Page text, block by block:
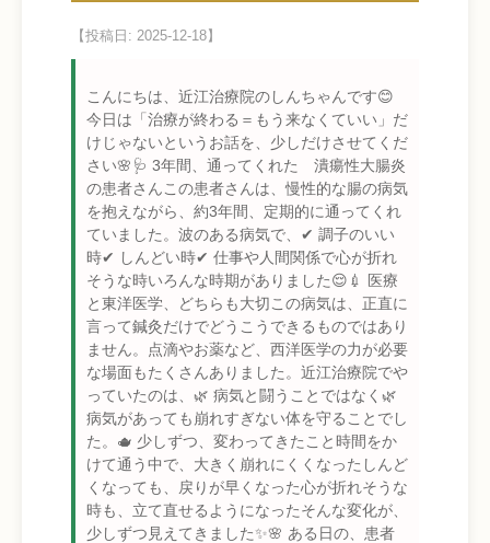
【投稿日: 2025-12-18】
こんにちは、近江治療院のしんちゃんです😊
今日は「治療が終わる＝もう来なくていい」だ
けじゃないというお話を、少しだけさせてくだ
さい🌸🩺 3年間、通ってくれた 潰瘍性大腸炎
の患者さんこの患者さんは、慢性的な腸の病気
を抱えながら、約3年間、定期的に通ってくれ
ていました。波のある病気で、✔ 調子のいい
時✔ しんどい時✔ 仕事や人間関係で心が折れ
そうな時いろんな時期がありました😌💉 医療
と東洋医学、どちらも大切この病気は、正直に
言って鍼灸だけでどうこうできるものではあり
ません。点滴やお薬など、西洋医学の力が必要
な場面もたくさんありました。近江治療院でや
っていたのは、🌿 病気と闘うことではなく🌿
病気があっても崩れすぎない体を守ることでし
た。🫖 少しずつ、変わってきたこと時間をか
けて通う中で、大きく崩れにくくなったしんど
くなっても、戻りが早くなった心が折れそうな
時も、立て直せるようになったそんな変化が、
少しずつ見えてきました✨🌸 ある日の、患者